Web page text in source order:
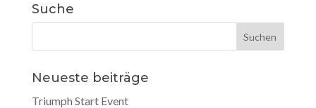
Suche
Neueste beiträge
Triumph Start Event